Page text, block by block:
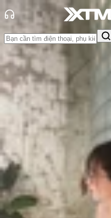
Trang chủ
Tin tức
Thủ thuật
Tin Mới
Đánh Giá - Trên Tay
Thủ thuật
hàng - Sự kiện
Cách biến chữ
bản đánh máy
giản!
Triệu Vy